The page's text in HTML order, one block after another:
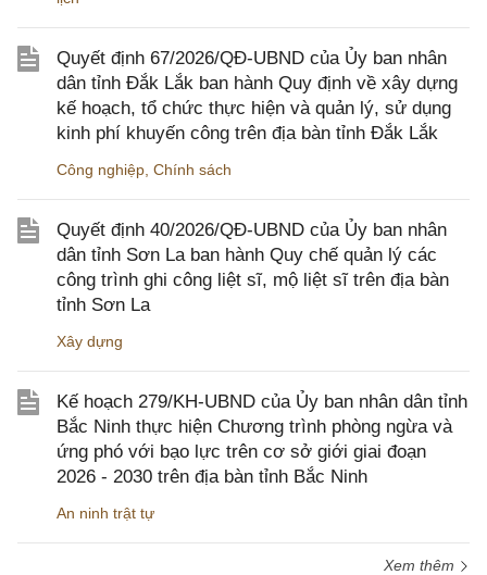
Quyết định 67/2026/QĐ-UBND của Ủy ban nhân
dân tỉnh Đắk Lắk ban hành Quy định về xây dựng
kế hoạch, tổ chức thực hiện và quản lý, sử dụng
kinh phí khuyến công trên địa bàn tỉnh Đắk Lắk
Công nghiệp Chính sách
Quyết định 40/2026/QĐ-UBND của Ủy ban nhân
dân tỉnh Sơn La ban hành Quy chế quản lý các
công trình ghi công liệt sĩ, mộ liệt sĩ trên địa bàn
tỉnh Sơn La
Xây dựng
Kế hoạch 279/KH-UBND của Ủy ban nhân dân tỉnh
Bắc Ninh thực hiện Chương trình phòng ngừa và
ứng phó với bạo lực trên cơ sở giới giai đoạn
2026 - 2030 trên địa bàn tỉnh Bắc Ninh
An ninh trật tự
Xem thêm